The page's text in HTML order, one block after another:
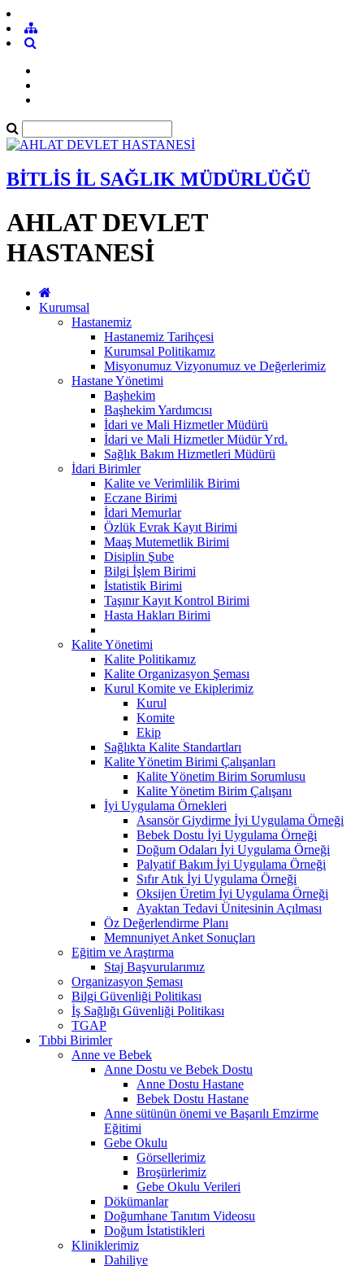
BİTLİS İL SAĞLIK MÜDÜRLÜĞÜ
AHLAT DEVLET
HASTANESİ
Kurumsal
Hastanemiz
Hastanemiz Tarihçesi
Kurumsal Politikamız
Misyonumuz Vizyonumuz ve Değerlerimiz
Hastane Yönetimi
Başhekim
Başhekim Yardımcısı
İdari ve Mali Hizmetler Müdürü
İdari ve Mali Hizmetler Müdür Yrd.
Sağlık Bakım Hizmetleri Müdürü
İdari Birimler
Kalite ve Verimlilik Birimi
Eczane Birimi
İdari Memurlar
Özlük Evrak Kayıt Birimi
Maaş Mutemetlik Birimi
Disiplin Şube
Bilgi İşlem Birimi
İstatistik Birimi
Taşınır Kayıt Kontrol Birimi
Hasta Hakları Birimi
Kalite Yönetimi
Kalite Politikamız
Kalite Organizasyon Şeması
Kurul Komite ve Ekiplerimiz
Kurul
Komite
Ekip
Sağlıkta Kalite Standartları
Kalite Yönetim Birimi Çalışanları
Kalite Yönetim Birim Sorumlusu
Kalite Yönetim Birim Çalışanı
İyi Uygulama Örnekleri
Asansör Giydirme İyi Uygulama Örneği
Bebek Dostu İyi Uygulama Örneği
Doğum Odaları İyi Uygulama Örneği
Palyatif Bakım İyi Uygulama Örneği
Sıfır Atık İyi Uygulama Örneği
Oksijen Üretim İyi Uygulama Örneği
Ayaktan Tedavi Ünitesinin Açılması
Öz Değerlendirme Planı
Memnuniyet Anket Sonuçları
Eğitim ve Araştırma
Staj Başvurularımız
Organizasyon Şeması
Bilgi Güvenliği Politikası
İş Sağlığı Güvenliği Politikası
TGAP
Tıbbi Birimler
Anne ve Bebek
Anne Dostu ve Bebek Dostu
Anne Dostu Hastane
Bebek Dostu Hastane
Anne sütünün önemi ve Başarılı Emzirme
Eğitimi
Gebe Okulu
Görsellerimiz
Broşürlerimiz
Gebe Okulu Verileri
Dökümanlar
Doğumhane Tanıtım Videosu
Doğum İstatistikleri
Kliniklerimiz
Dahiliye